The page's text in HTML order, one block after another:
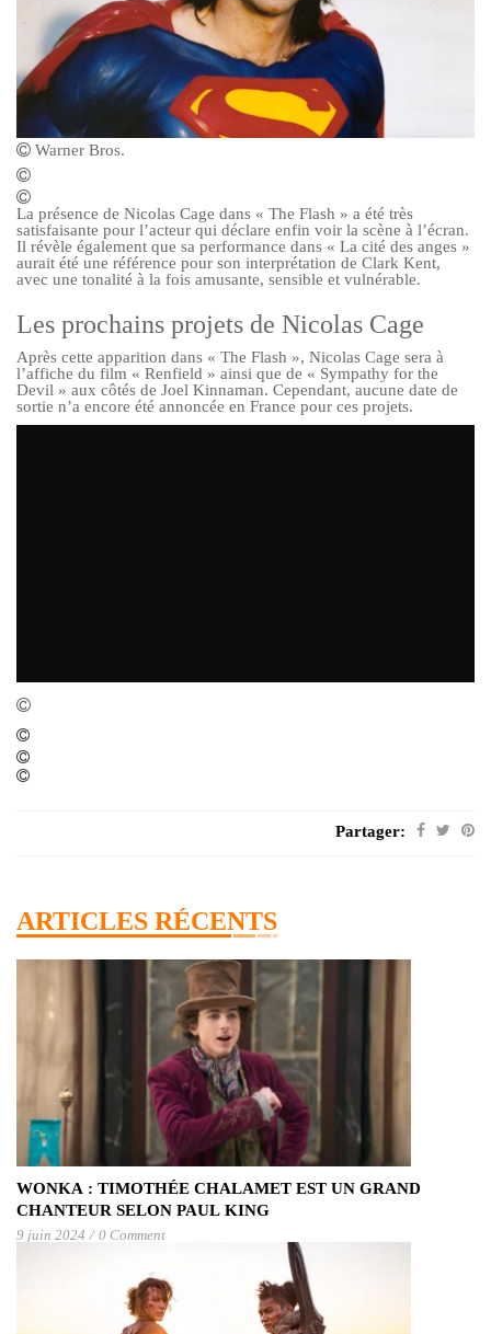
Warner Bros.
La présence de Nicolas Cage dans « The Flash » a été très
satisfaisante pour l’acteur qui déclare enfin voir la scène à l’écran.
Il révèle également que sa performance dans « La cité des anges »
aurait été une référence pour son interprétation de Clark Kent,
avec une tonalité à la fois amusante, sensible et vulnérable.
Les prochains projets de Nicolas Cage
Après cette apparition dans « The Flash », Nicolas Cage sera à
l’affiche du film « Renfield » ainsi que de « Sympathy for the
Devil » aux côtés de Joel Kinnaman. Cependant, aucune date de
sortie n’a encore été annoncée en France pour ces projets.
Partager:
ARTICLES RÉCENTS
WONKA : TIMOTHÉE CHALAMET EST UN GRAND
CHANTEUR SELON PAUL KING
9 juin 2024 / 0 Comment